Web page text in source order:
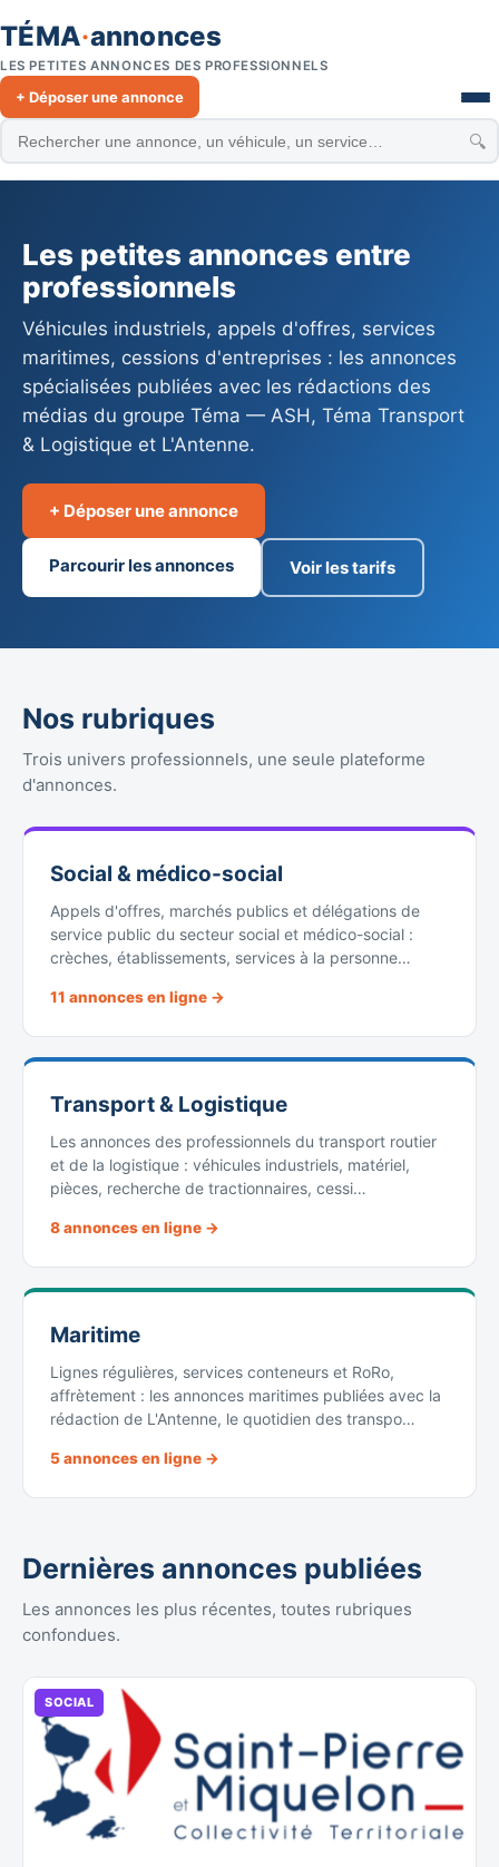
TÉMA·annonces
LES PETITES ANNONCES DES PROFESSIONNELS
🔍
+ Déposer une annonce
Les petites annonces entre
professionnels
Véhicules industriels, appels d'offres, services
maritimes, cessions d'entreprises : les annonces
spécialisées publiées avec les rédactions des
médias du groupe Téma — ASH, Téma Transport
& Logistique et L'Antenne.
+ Déposer une annonce
Parcourir les annonces Voir les tarifs
Nos rubriques
Trois univers professionnels, une seule plateforme
d'annonces.
Social & médico-social
Appels d'offres, marchés publics et délégations de
service public du secteur social et médico-social :
crèches, établissements, services à la personne…
11 annonces en ligne →
Transport & Logistique
Les annonces des professionnels du transport routier
et de la logistique : véhicules industriels, matériel,
pièces, recherche de tractionnaires, cessi…
8 annonces en ligne →
Maritime
Lignes régulières, services conteneurs et RoRo,
affrètement : les annonces maritimes publiées avec la
rédaction de L'Antenne, le quotidien des transpo…
5 annonces en ligne →
Dernières annonces publiées
Les annonces les plus récentes, toutes rubriques
confondues.
SOCIAL